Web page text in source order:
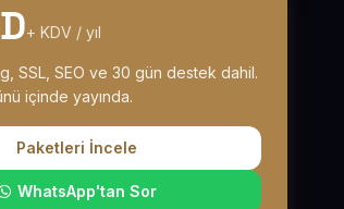
+ KDV / yıl
SSL, SEO ve 30 gün destek dahil.
içinde yayında.
Paketleri İncele
WhatsApp'tan Sor